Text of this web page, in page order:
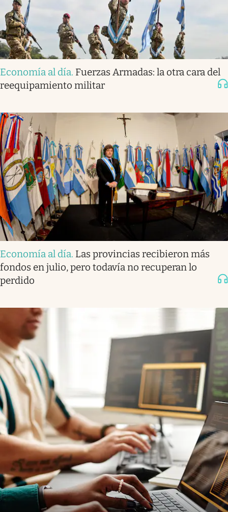
Economía al día. Fuerzas Armadas: la otra cara del
reequipamiento militar
Economía al día. Las provincias recibieron más
fondos en julio, pero todavía no recuperan lo
perdido